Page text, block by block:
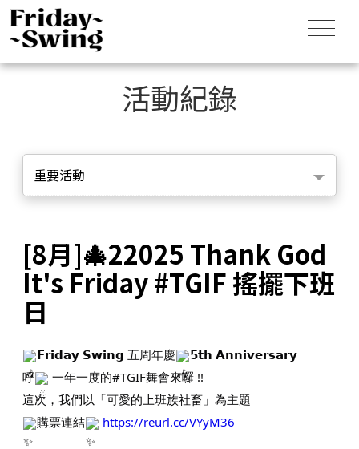
活動紀錄
重要活動
[8月]🎄22025 Thank God
It's Friday #TGIF 搖擺下班
日
𝗙𝗿𝗶𝗱𝗮𝘆 𝗦𝘄𝗶𝗻𝗴 五周年慶
𝟱𝘁𝗵 𝗔𝗻𝗻𝗶𝘃𝗲𝗿𝘀𝗮𝗿𝘆
呼
一年一度的#TGIF舞會來囉 !!
這次，我們以「可愛的上班族社畜」為主題
購票連結
https://reurl.cc/VYyM36